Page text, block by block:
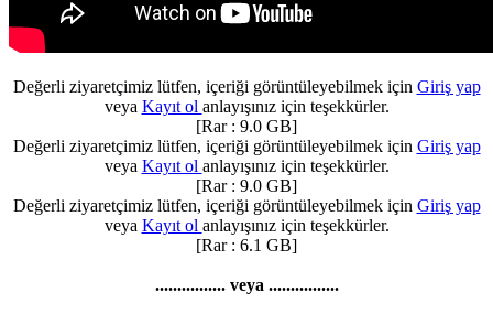
Değerli ziyaretçimiz lütfen, içeriği görüntüleyebilmek için Giriş yap
veya Kayıt ol anlayışınız için teşekkürler.
[Rar : 9.0 GB]
Değerli ziyaretçimiz lütfen, içeriği görüntüleyebilmek için Giriş yap
veya Kayıt ol anlayışınız için teşekkürler.
[Rar : 9.0 GB]
Değerli ziyaretçimiz lütfen, içeriği görüntüleyebilmek için Giriş yap
veya Kayıt ol anlayışınız için teşekkürler.
[Rar : 6.1 GB]
................ veya ................